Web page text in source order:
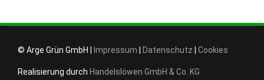
© Arge Grün GmbH | Impressum Datenschutz Cookies
Realisierung durch Handelslöwen GmbH & Co. KG